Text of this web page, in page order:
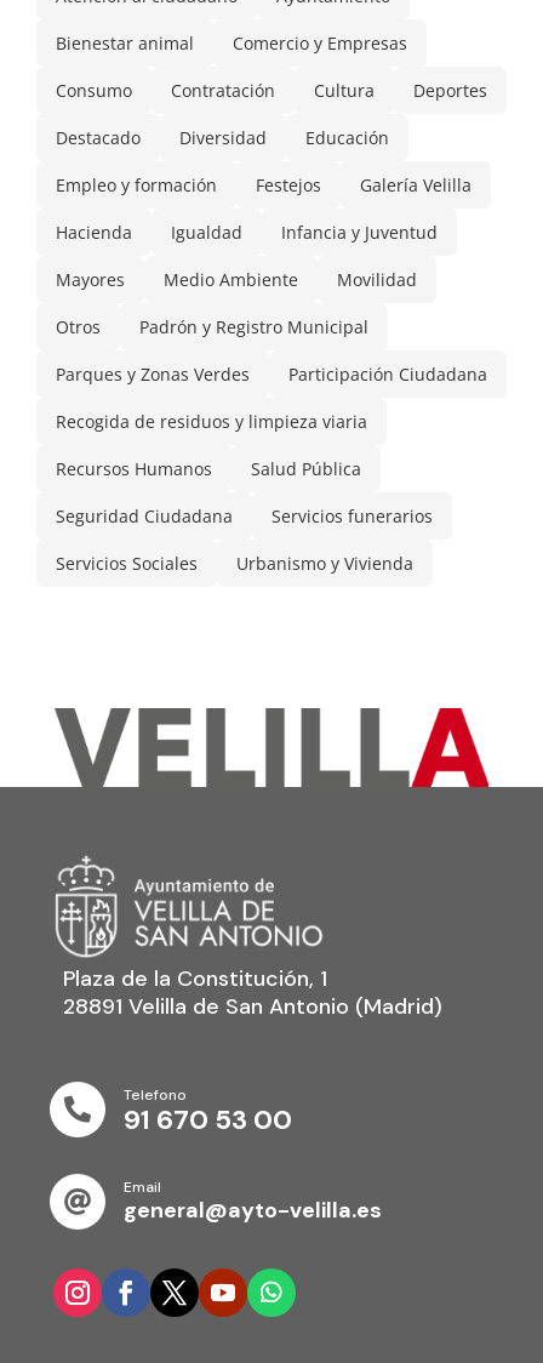
Bienestar animal Comercio y Empresas
Consumo Contratación Cultura Deportes
Destacado Diversidad Educación
Empleo y formación Festejos Galería Velilla
Hacienda Igualdad Infancia y Juventud
Mayores Medio Ambiente Movilidad
Otros Padrón y Registro Municipal
Parques y Zonas Verdes Participación Ciudadana
Recogida de residuos y limpieza viaria
Recursos Humanos Salud Pública
Seguridad Ciudadana Servicios funerarios
Servicios Sociales Urbanismo y Vivienda
Plaza de la Constitución, 1
28891 Velilla de San Antonio (Madrid)

Telefono
91 670 53 00

Email
general@ayto-velilla.es